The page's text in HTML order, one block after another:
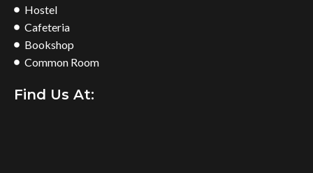
Hostel
Cafeteria
Bookshop
Common Room
Find Us At: